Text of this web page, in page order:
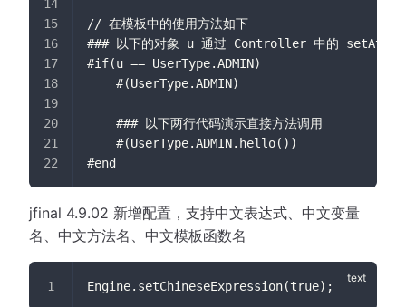
// 在模板中的使用方法如下
### 以下的对象 u 通过 Controller 中的
#if(u == UserType.ADMIN)
    #(UserType.ADMIN)
    ### 以下两行代码演示直接方法调用
    #(UserType.ADMIN.hello())
#end
jfinal 4.9.02 新增配置，支持中文表达式、中文变量
名、中文方法名、中文模板函数名
Engine.setChineseExpression(true);